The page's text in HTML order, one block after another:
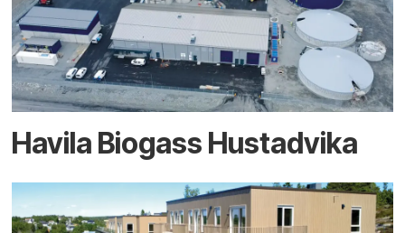
Havila Biogass Hustadvika